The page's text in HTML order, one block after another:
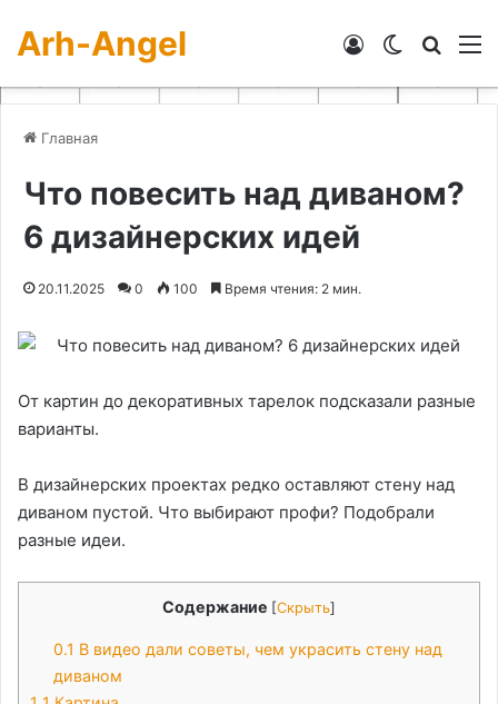
Arh-Angel Switch skin
Войти
Главная
Что повесить над диваном?
6 дизайнерских идей
20.11.2025 0 100 Время чтения: 2 мин.
От картин до декоративных тарелок подсказали разные
варианты.
В дизайнерских проектах редко оставляют стену над
диваном пустой. Что выбирают профи? Подобрали
разные идеи.
Содержание [Скрыть]
0.1 В видео дали советы, чем украсить стену над
диваном